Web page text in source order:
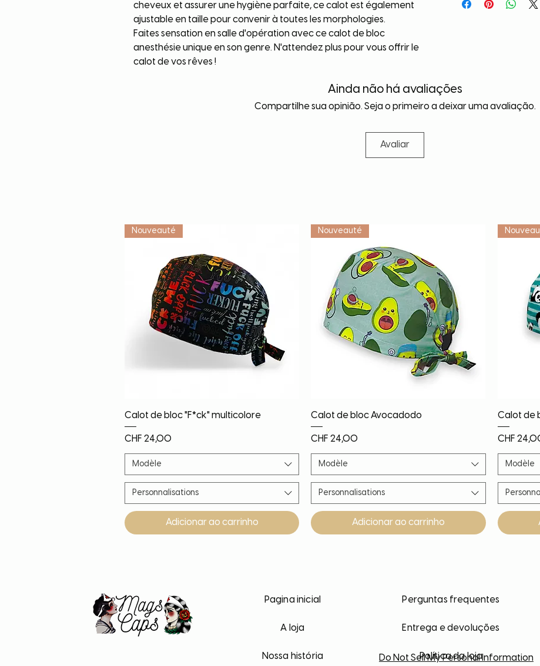
cheveux et assurer une hygiène parfaite, ce calot est également
ajustable en taille pour convenir à toutes les morphologies.
Faites sensation en salle d'opération avec ce calot de bloc
anesthésie unique en son genre. N'attendez plus pour vous offrir le
calot de vos rêves !
Ainda não há avaliações
Compartilhe sua opinião. Seja o primeiro a deixar uma avaliação.
Avaliar
Visualização rápida
Nouveauté
Calot de bloc "F*ck" multicolore
Preço
CHF 24,00
Modèle
Personnalisations
Adicionar ao carrinho
Visualização rápida
Nouveauté
Calot de bloc Avocadodo
Preço
CHF 24,00
Modèle
Personnalisations
Adicionar ao carrinho
Calot de
Preço
CHF
Modèle
Pagina inicial
A loja
Nossa história
Perguntas frequentes
Entrega e devoluções
Política da loja
Do Not Sell My Personal Information